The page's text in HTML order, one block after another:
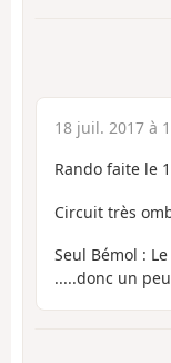
18 juil. 2017 à
Rando faite le
Circuit très
Seul Bémol :
.....donc un